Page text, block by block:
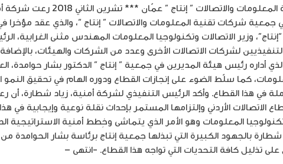
أمنية ترعى لقاء رئيس الوزراء مع جمعية شركات تقنية المعلومات
جمعية شركات تقنية المعلومات والاتصالات ” إنتاج “، والذي عقد مؤخرا
وزير الاتصالات وتكنولوجيا المعلومات المهندس مثنى الغرابية،
لشركات الاتصالات الأخرى وعدد من الشركات والهيئات،
أداره رئيس هيئة المديرين في جمعية ” إنتاج ” الدكتور بشار حوامدة،
كما سلّط الضوء على إنجازات القطاع ودوره الهام في تحقيق النمو
في هذا القطاع. وأكد الرئيس التنفيذي لشركة أمنية، زياد شطارة، أن
الأردني وإلتزامها المستمر بإحداث نقلة نوعية وإيجابية في
المعلومات وهو الأمر الذي يتماشى وخِطط أمنية الاستراتيجية
بالجهود الكبيرة التي تبذلها جمعية إنتاج برئاسة بشار الحوامدة من
تذليل كافة التحديات التي تواجه هذا القطاع. -انتهى –